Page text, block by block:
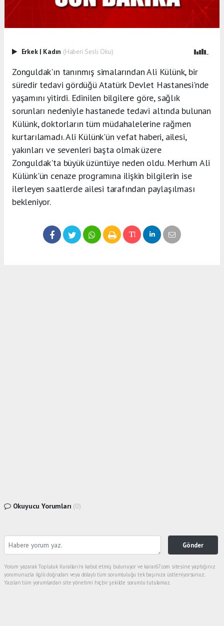
Erkek | Kadın (Haberi Sesli Oku)
Zonguldak'ın tanınmış simalarından Ali Külünk, bir
süredir tedavi gördüğü Atatürk Devlet Hastanesi'nde
yaşamını yitirdi. Edinilen bilgilere göre, sağlık
sorunları nedeniyle hastanede tedavi altında bulunan
Külünk, doktorların tüm müdahalelerine rağmen
kurtarılamadı. Ali Külünk'ün vefat haberi, ailesi,
yakınları ve sevenleri başta olmak üzere
Zonguldak'ta büyük üzüntüye neden oldu. Merhum Ali
Külünk'ün cenaze programına ilişkin bilgilerin ise
ilerleyen saatlerde ailesi tarafından paylaşılması
bekleniyor.
Okuyucu Yorumları (0)
Gönder
Yorum yazarak Topluluk Kuralları’nı kabul etmiş bulunuyor ve karar67.com sitesine yaptığınız
yorumunuzla ilgili doğrudan veya dolaylı tüm sorumluluğu tek başınıza üstleniyorsunuz.
Yazılan tüm yorumlardan site yönetimi hiçbir şekilde sorumlu tutulamaz.